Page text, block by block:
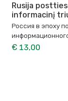
Rusija
informacinį
Россия в эпоху
€ 13,00